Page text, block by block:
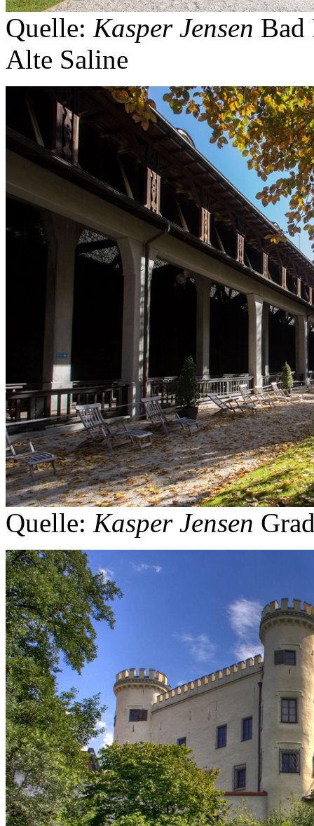
Quelle: Kasper Jensen Bad
Alte Saline
Quelle: Kasper Jensen